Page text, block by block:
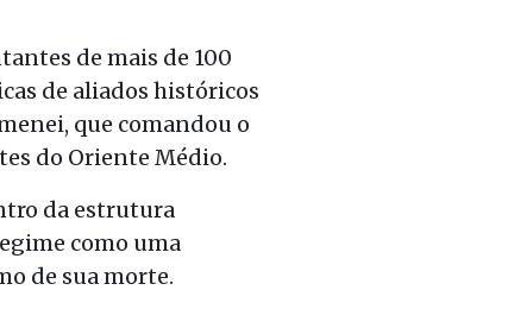
de mais de 100
de aliados históricos
que comandou o
do Oriente Médio.
da estrutura
como uma
de sua morte.